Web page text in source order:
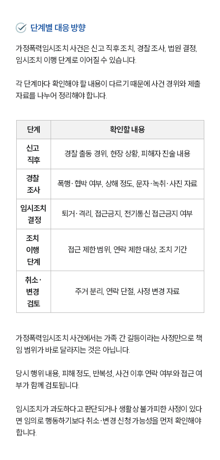
단계별 대응 방향
가정폭력임시조치 사건은 신고 직후 조치, 경찰 조사, 법원 결정,
임시조치 이행 단계로 이어질 수 있습니다.
각 단계마다 확인해야 할 내용이 다르기 때문에 사건 경위와 제출
자료를 나누어 정리해야 합니다.
단계
확인할 내용
신고
직후
경찰 출동 경위, 현장 상황, 피해자 진술 내용
경찰
조사
폭행·협박 여부, 상해 정도, 문자·녹취·사진 자료
임시조치
결정
퇴거·격리, 접근금지, 전기통신 접근금지 여부
조치
이행
단계
접근 제한 범위, 연락 제한 대상, 조치 기간
취소·
변경
검토
주거 분리, 연락 단절, 사정 변경 자료
가정폭력임시조치 사건에서는 가족 간 갈등이라는 사정만으로 책
임 범위가 바로 달라지는 것은 아닙니다.
당시 행위 내용, 피해 정도, 반복성, 사건 이후 연락 여부와 접근 여
부가 함께 검토됩니다.
임시조치가 과도하다고 판단되거나 생활상 불가피한 사정이 있다
면 임의로 행동하기보다 취소·변경 신청 가능성을 먼저 확인해야
합니다.